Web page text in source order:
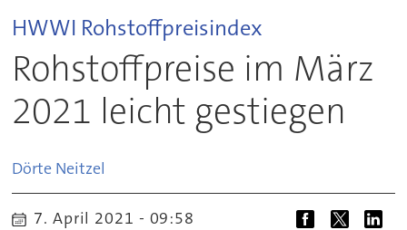
HWWI Rohstoffpreisindex
Rohstoffpreise im März
2021 leicht gestiegen
Dörte Neitzel
7. April 2021 - 09:58